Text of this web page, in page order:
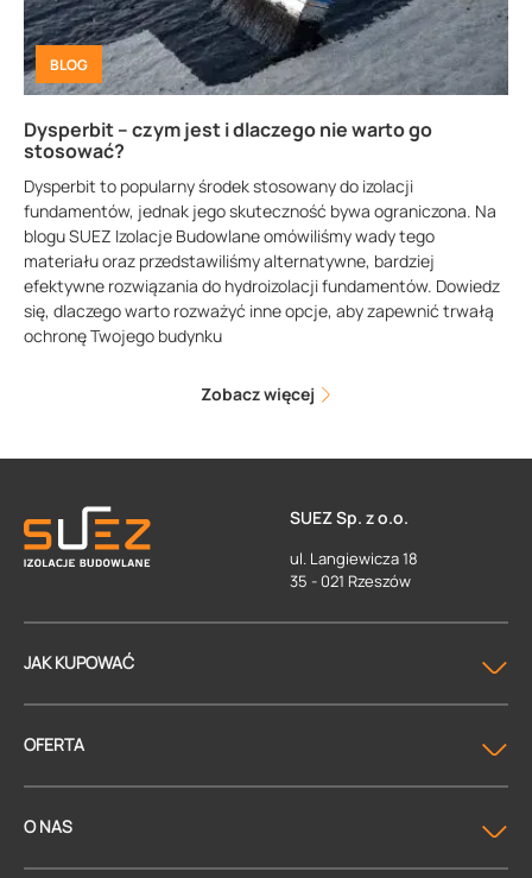
BLOG
Dysperbit – czym jest i dlaczego nie warto go
stosować?
Dysperbit to popularny środek stosowany do izolacji
fundamentów, jednak jego skuteczność bywa ograniczona. Na
blogu SUEZ Izolacje Budowlane omówiliśmy wady tego
materiału oraz przedstawiliśmy alternatywne, bardziej
efektywne rozwiązania do hydroizolacji fundamentów. Dowiedz
się, dlaczego warto rozważyć inne opcje, aby zapewnić trwałą
ochronę Twojego budynku
Zobacz więcej
SUEZ Sp. z o.o.
ul. Langiewicza 18
35 - 021 Rzeszów
JAK KUPOWAĆ
OFERTA
O NAS